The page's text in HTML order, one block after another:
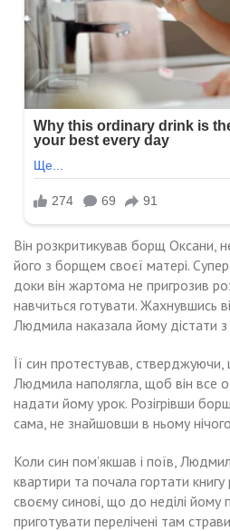
Він розкритикував борщ Оксани,
його з борщем своєї матері.
доки він жартома не пригрозив
навчиться готувати. Жахнувшись
Людмила наказала йому дістати
Її син протестував,
Людмила наполягла, щоб він все
надати йому урок. Розігрівши
сама, не знайшовши в ньому
Коли син пом’якшав і поїв,
квартири та почала гортати книгу
своєму синові, що до неділі йому
приготувати перелічені там